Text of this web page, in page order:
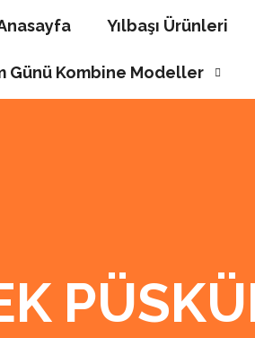
Yılbaşı Ürünleri
Günü Kombine Modeller